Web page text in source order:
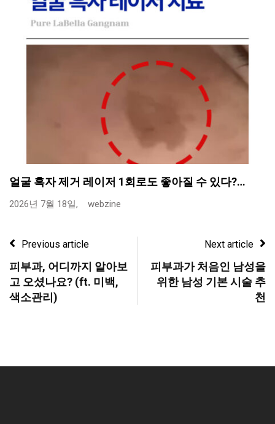
얼굴 흑자 제거 레이저 1회로도 좋아질 수 있다?…
2026년 7월 18일, webzine
Previous article
피부과, 어디까지 알아보
고 오셨나요? (ft. 미백,
색소관리)
Next article
피부과가 처음인 남성을
위한 남성 기본 시술 추
천